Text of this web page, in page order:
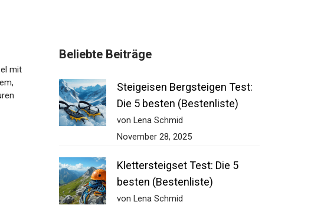
Beliebte Beiträge
Steigeisen Bergsteigen Test:
Die 5 besten (Bestenliste)
von Lena Schmid
November 28, 2025
Klettersteigset Test: Die 5
besten (Bestenliste)
von Lena Schmid
Decathlon an!